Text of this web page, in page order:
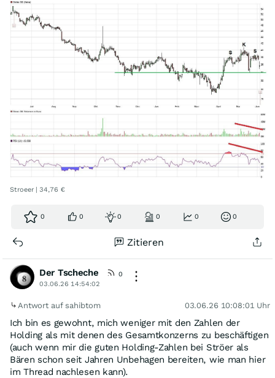
Stroeer | 34,76 €
0 0 0 0 0 0
Zitieren
Der Tscheche
0
03.06.26 14:54:02
Antwort auf sahibtom 03.06.26 10:08:01 Uhr
Ich bin es gewohnt, mich weniger mit den Zahlen der
Holding als mit denen des Gesamtkonzerns zu beschäftigen
(auch wenn mir die guten Holding-Zahlen bei Ströer als
Bären schon seit Jahren Unbehagen bereiten, wie man hier
im Thread nachlesen kann).